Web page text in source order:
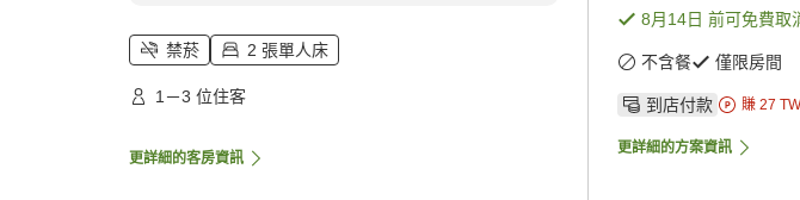
禁菸 2 張單人床
1－3 位住客
更詳細的客房資訊
8月14日 前可免費取
不含餐 僅限房間
到店付款 賺 27
更詳細的方案資訊